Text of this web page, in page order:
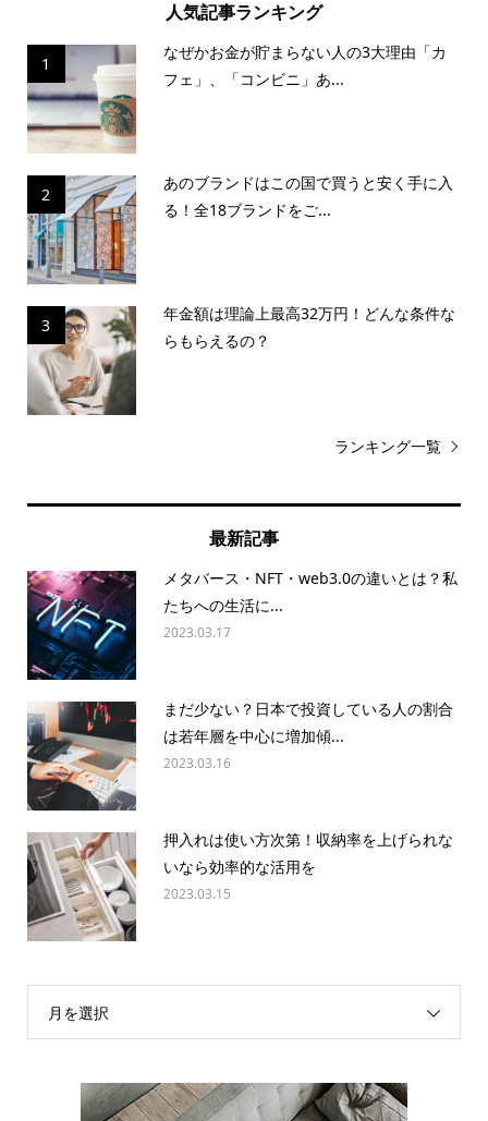
人気記事ランキング
1
なぜかお金が貯まらない人の3大理由「カ
フェ」、「コンビニ」あ...
2
あのブランドはこの国で買うと安く手に入
る！全18ブランドをご...
3
年金額は理論上最高32万円！どんな条件な
らもらえるの？
ランキング一覧
最新記事
メタバース・NFT・web3.0の違いとは？私
たちへの生活に...
2023.03.17
まだ少ない？日本で投資している人の割合
は若年層を中心に増加傾...
2023.03.16
押入れは使い方次第！収納率を上げられな
いなら効率的な活用を
2023.03.15
月を選択